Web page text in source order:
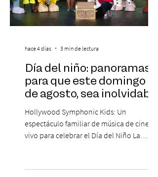
Día del niño: panoramas
para que este domingo 09
de agosto, sea inolvidable
Hollywood Symphonic Kids: Un
espectáculo familiar de música de cine en
vivo para celebrar el Día del Niño La
musical única e inolvidable con motivo del
hace 4 días 3 min de lectura